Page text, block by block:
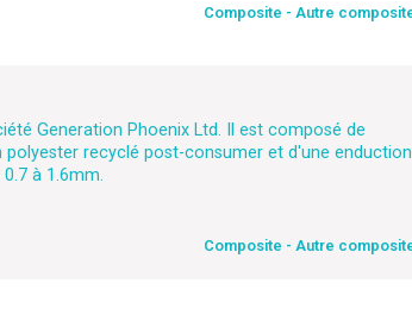
Composite - Autre
Generation Phoenix Ltd. Il est composé de
recyclé post-consumer et d'une enduction
à 1.6mm.
Composite - Autre